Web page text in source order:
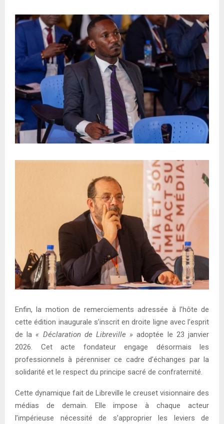
Enfin, la motion de remerciements adressée à l’hôte de
cette édition inaugurale s’inscrit en droite ligne avec l’esprit
de la « Déclaration de Libreville » adoptée le 23 janvier
2026. Cet acte fondateur engage désormais les
professionnels à pérenniser ce cadre d’échanges par la
solidarité et le respect du principe sacré de confraternité.
Cette dynamique fait de Libreville le creuset visionnaire des
médias de demain. Elle impose à chaque acteur
l’impérieuse nécessité de s’approprier les leviers de